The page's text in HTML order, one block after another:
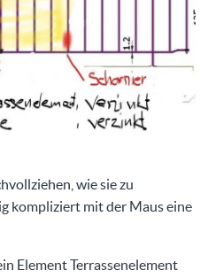
wie sie zu
kompliziert mit der Maus eine
Element Terrassenelement